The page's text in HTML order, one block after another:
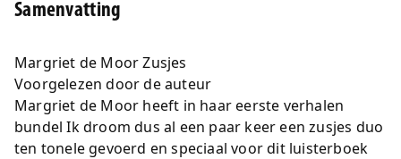
Samenvatting
Margriet de Moor Zusjes
Voorgelezen door de auteur
Margriet de Moor heeft in haar eerste verhalen
bundel Ik droom dus al een paar keer een zusjes duo
ten tonele gevoerd en speciaal voor dit luisterboek